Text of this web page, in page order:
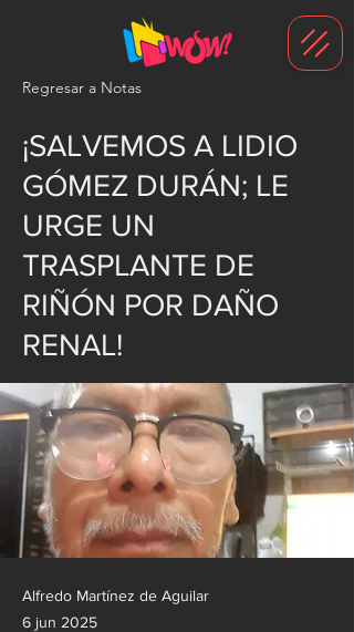
Regresar a Notas
¡SALVEMOS A LIDIO
GÓMEZ DURÁN; LE
URGE UN
TRASPLANTE DE
RIÑÓN POR DAÑO
RENAL!
Alfredo Martínez de Aguilar
6 jun 2025